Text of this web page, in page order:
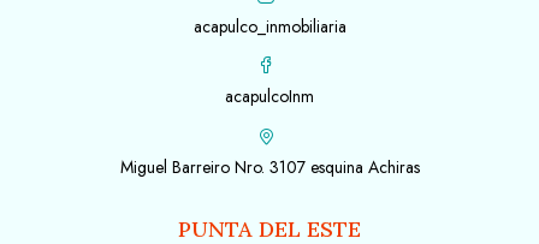
acapulco_inmobiliaria
acapulcoInm
Miguel Barreiro Nro. 3107 esquina Achiras
PUNTA DEL ESTE